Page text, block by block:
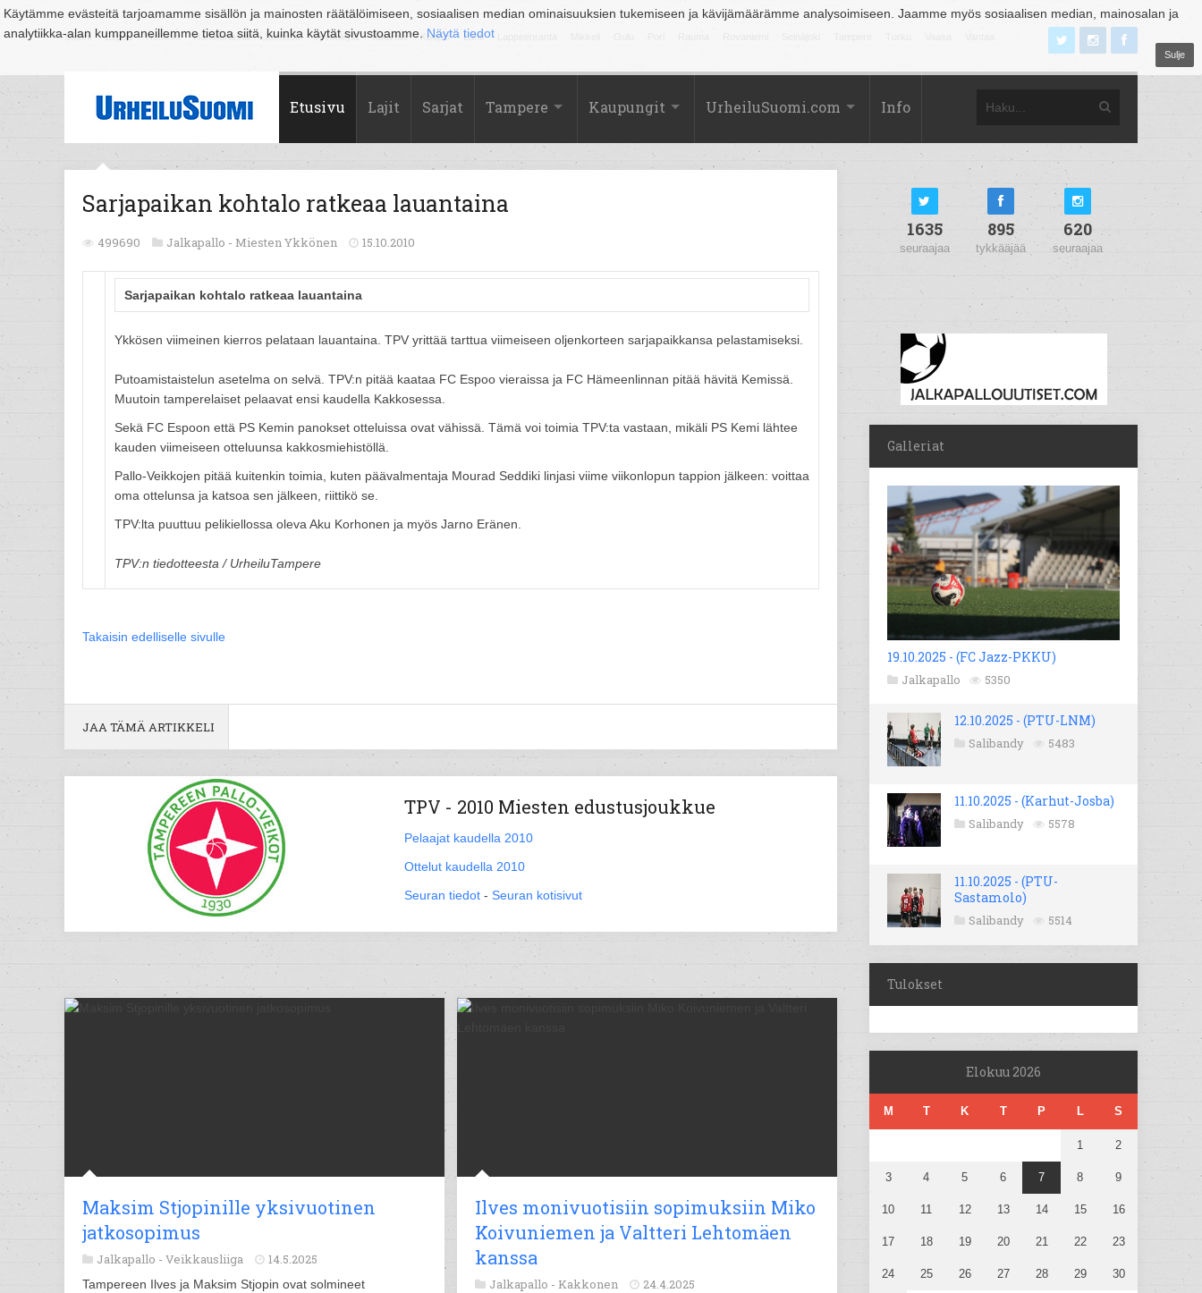
Käytämme evästeitä tarjoamamme sisällön ja mainosten räätälöimiseen, sosiaalisen median ominaisuuksien tukemiseen ja kävijämäärämme analysoimiseen. Jaamme myös sosiaalisen median, mainosalan ja
analytiikka-alan kumppaneillemme tietoa siitä, kuinka käytät sivustoamme. Näytä tiedot
Sulje
Suomi Espoo Helsinki Hämeenlinna Joensuu Jyväskylä Kouvola Kuopio Lahti
Etusivu Lajit Sarjat Tampere Kaupungit UrheiluSuomi.com Info
Sarjapaikan kohtalo ratkeaa lauantaina
499690 Jalkapallo - Miesten Ykkönen 15.10.2010
Sarjapaikan kohtalo ratkeaa lauantaina
Ykkösen viimeinen kierros pelataan lauantaina. TPV yrittää tarttua viimeiseen oljenkorteen sarjapaikkansa pelastamiseksi.
Putoamistaistelun asetelma on selvä. TPV:n pitää kaataa FC Espoo vieraissa ja FC Hämeenlinnan pitää hävitä Kemissä.
Muutoin tamperelaiset pelaavat ensi kaudella Kakkosessa.
Sekä FC Espoon että PS Kemin panokset otteluissa ovat vähissä. Tämä voi toimia TPV:ta vastaan, mikäli PS Kemi lähtee
kauden viimeiseen otteluunsa kakkosmiehistöllä.
Pallo-Veikkojen pitää kuitenkin toimia, kuten päävalmentaja Mourad Seddiki linjasi viime viikonlopun tappion jälkeen: voittaa
oma ottelunsa ja katsoa sen jälkeen, riittikö se.
TPV:lta puuttuu pelikiellossa oleva Aku Korhonen ja myös Jarno Eränen.
TPV:n tiedotteesta / UrheiluTampere
Takaisin edelliselle sivulle
JAA TÄMÄ ARTIKKELI
TPV - 2010 Miesten edustusjoukkue
Pelaajat kaudella 2010
Ottelut kaudella 2010
Seuran tiedot - Seuran kotisivut
Maksim Stjopinille yksivuotinen
jatkosopimus
Jalkapallo - Veikkausliiga 14.5.2025
Tampereen Ilves ja Maksim Stjopin ovat solmineet
Ilves monivuotisiin sopimuksiin Miko
Koivuniemen ja Valtteri Lehtomäen
kanssa
Jalkapallo - Kakkonen 24.4.2025
1635
seuraajaa
895
tykkääjää
620
seuraajaa
Galleriat
19.10.2025 - (FC Jazz-PKKU)
Jalkapallo 5350
12.10.2025 - (PTU-LNM)
Salibandy 5483
11.10.2025 - (Karhut-Josba)
Salibandy 5578
11.10.2025 - (PTU-
Sastamolo)
Salibandy 5514
Tulokset
Elokuu 2026
M T K T P L S
1 2
3 4 5 6 7 8 9
10 11 12 13 14 15 16
17 18 19 20 21 22 23
24 25 26 27 28 29 30